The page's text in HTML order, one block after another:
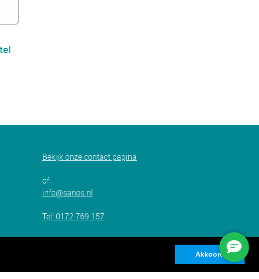
Akkoord
Bekijk onze contact pagina
of:
info@sanos.nl
Tel: 0172 769 157
Whats app: 0172 769 157